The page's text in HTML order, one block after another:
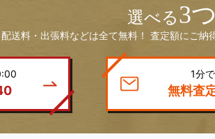
選べる3つ
送料・出張料などは全て無料！ 査定額にご
1分
無料査